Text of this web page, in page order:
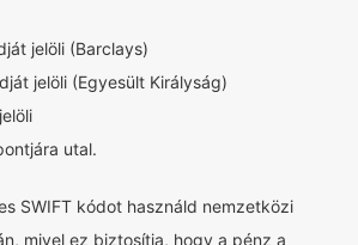
jelöli (Barclays)
jelöli (Egyesült Királyság)
utal.
SWIFT kódot használd nemzetközi
mivel ez biztosítja, hogy a pénz a